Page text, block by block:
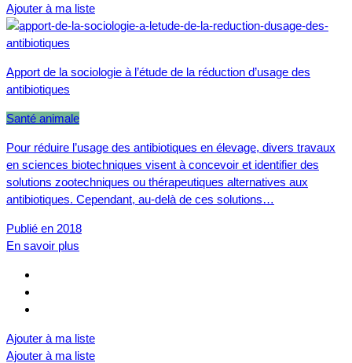
Ajouter à ma liste
Apport de la sociologie à l’étude de la réduction d’usage des
antibiotiques
Santé animale
Pour réduire l’usage des antibiotiques en élevage, divers travaux
en sciences biotechniques visent à concevoir et identifier des
solutions zootechniques ou thérapeutiques alternatives aux
antibiotiques. Cependant, au-delà de ces solutions…
Publié en 2018
En savoir plus
Ajouter à ma liste
Ajouter à ma liste